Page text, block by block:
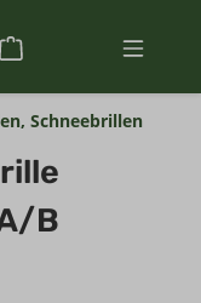
Schneebrillen
B